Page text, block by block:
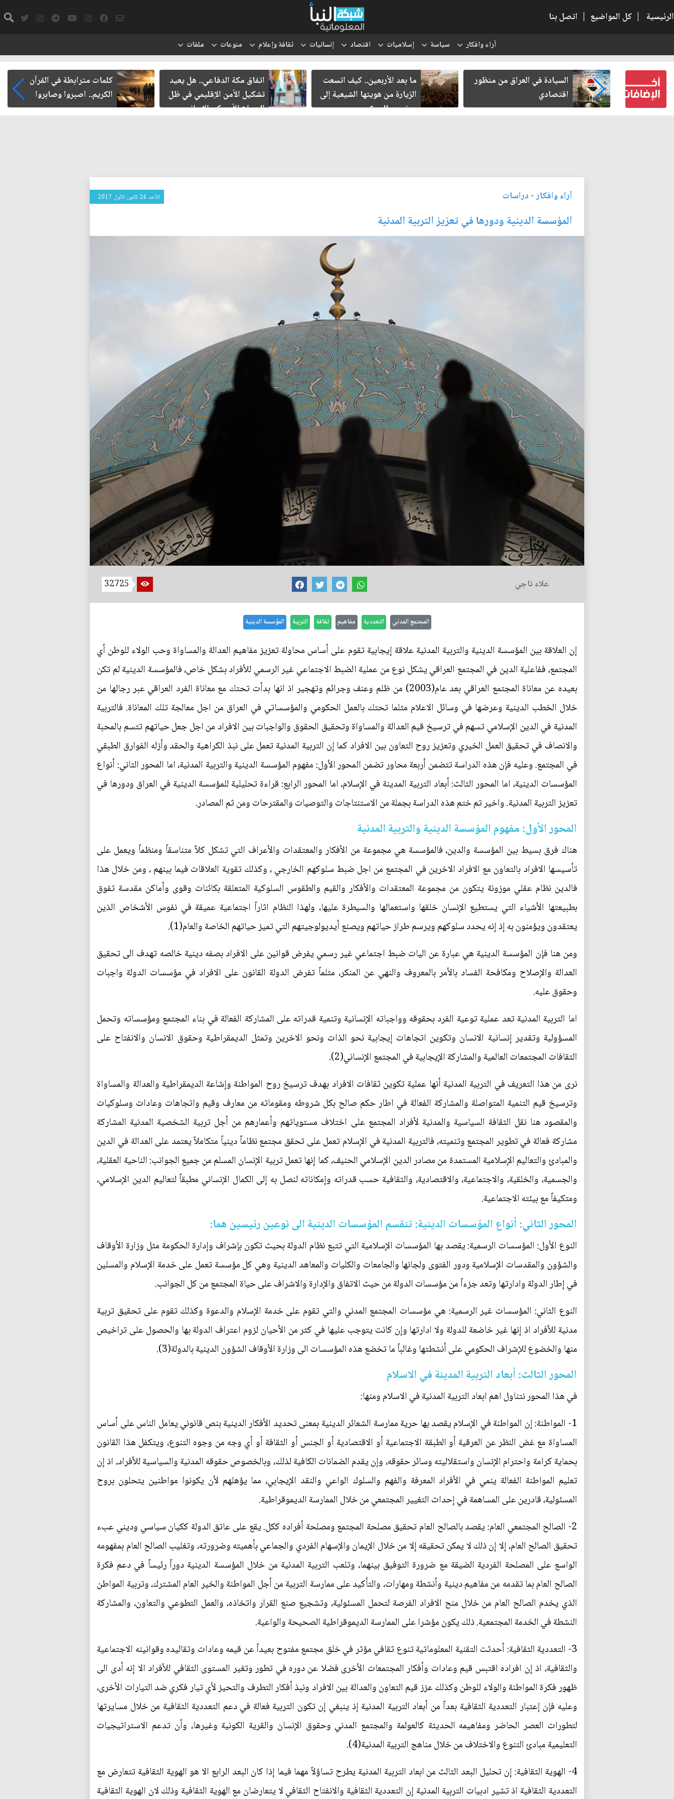
الرئيسية | كل المواضيع | اتصل بنا
آراء وافكار سياسة إسلاميات اقتصاد إنسانيات ثقافة وإعلام منوعات ملفات
بعد أخذ
السيادة في العراق من منظور
اقتصادي
ما بعد الأربعين.. كيف اتسعت
الزيارة من هويتها الشيعية إلى
حضور عالمي؟
اتفاق مكة الدفاعي.. هل يعيد
تشكيل الأمن الإقليمي في ظل
الصراع الأميركي الإيراني
كلمات مترابطة في القرآن
الكريم.. اصبروا وصابروا
آراء وافكار-دراسات الأحد 24 كانون الأول 2017
المؤسسة الدينية ودورها في تعزيز التربية المدنية
علاء ناجي 32725
المجتمع المدني التعددية مفاهيم ثقافة التربية المؤسسة الدينية
إن العلاقة بين المؤسسة الدينية والتربية المدنية علاقة إيجابية تقوم على أساس محاولة تعزيز مفاهيم العدالة والمساواة وحب الولاء للوطن أي
المجتمع، ففاعلية الدين في المجتمع العراقي يشكل نوع من عملية الضبط الاجتماعي غير الرسمي للأفراد بشكل خاص، فالمؤسسة الدينية لم تكن
بعيده عن معاناة المجتمع العراقي بعد عام(2003) من ظلم وعنف وجرائم وتهجير اذ انها بدأت تحتك مع معاناة الفرد العراقي عبر رجالها من
خلال الخطب الدينية وعرضها في وسائل الاعلام مثلما تحتك بالعمل الحكومي والمؤسساتي في العراق من اجل معالجة تلك المعاناة. فالتربية
المدنية في الدين الإسلامي تسهم في ترسيخ قيم العدالة والمساواة وتحقيق الحقوق والواجبات بين الافراد من اجل جعل حياتهم تتسم بالمحبة
والانصاف في تحقيق العمل الخيري وتعزيز روح التعاون بين الافراد كما إن التربية المدنية تعمل على نبذ الكراهية والحقد وأزله الفوارق الطبقي
في المجتمع. وعليه فإن هذه الدراسة تتضمن أربعة محاور تضمن المحور الأول: مفهوم المؤسسة الدينية والتربية المدنية، اما المحور الثاني: أنواع
المؤسسات الدينية، اما المحور الثالث: أبعاد التربية المدينة في الإسلام، اما المحور الرابع: قراءة تحليلية للمؤسسة الدينية في العراق ودورها في
تعزيز التربية المدنية. واخير تم ختم هذه الدراسة بجملة من الاستنتاجات والتوصيات والمقترحات ومن ثم المصادر.
المحور الأول: مفهوم المؤسسة الدينية والتربية المدنية
هناك فرق بسيط بين المؤسسة والدين، فالمؤسسة هي مجموعة من الأفكار والمعتقدات والأعراف التي تشكل كلاً متناسقاً ومنظماً ويعمل على
تأسيسها الافراد بالتعاون مع الافراد الاخرين في المجتمع من اجل ضبط سلوكهم الخارجي ، وكذلك تقوية العلاقات فيما بينهم ، ومن خلال هذا
فالدين نظام عقلي موزونة يتكون من مجموعة المعتقدات والأفكار والقيم والطقوس السلوكية المتعلقة بكائنات وقوى وأماكن مقدسة تفوق
بطبيعتها الأشياء التي يستطيع الإنسان خلقها واستعمالها والسيطرة عليها، ولهذا النظام اثاراً اجتماعية عميقة في نفوس الأشخاص الذين
يعتقدون ويؤمنون به إذ إنه يحدد سلوكهم ويرسم طراز حياتهم ويصنع أيديولوجيتهم التي تميز حياتهم الخاصة والعام(1).
ومن هنا فإن المؤسسة الدينية هي عبارة عن اليات ضبط اجتماعي غير رسمي يفرض قوانين على الافراد بصفه دينية خالصه تهدف الى تحقيق
العدالة والإصلاح ومكافحة الفساد بالأمر بالمعروف والنهي عن المنكر، مثلماً تفرض الدولة القانون على الافراد في مؤسسات الدولة واجبات
وحقوق عليه.
اما التربية المدنية تعد عملية توعية الفرد بحقوقه وواجباته الإنسانية وتنمية قدراته على المشاركة الفعالة في بناء المجتمع ومؤسساته وتحمل
المسؤولية وتقدير إنسانية الانسان وتكوين اتجاهات إيجابية نحو الذات ونحو الاخرين وتمثل الديمقراطية وحقوق الانسان والانفتاح على
الثقافات المجتمعات العالمية والمشاركة الإيجابية في المجتمع الإنساني(2).
نرى من هذا التعريف في التربية المدنية أنها عملية تكوين ثقافات الافراد بهدف ترسيخ روح المواطنة وإشاعة الديمقراطية والعدالة والمساواة
وترسيخ قيم التنمية المتواصلة والمشاركة الفعالة في اطار حكم صالح بكل شروطه ومقوماته من معارف وقيم واتجاهات وعادات وسلوكيات
والمقصود هنا نقل الثقافة السياسية والمدنية لأفراد المجتمع على اختلاف مستوياتهم وأعمارهم من أجل تربية الشخصية المدنية المشاركة
مشاركة فعالة في تطوير المجتمع وتنميته، فالتربية المدنية في الإسلام تعمل على تحقق مجتمع نظاماً دينياً متكاملاً يعتمد على العدالة في الدين
والمبادئ والتعاليم الإسلامية المستمدة من مصادر الدين الإسلامي الحنيف، كما إنها تعمل تربية الإنسان المسلم من جميع الجوانب: الناحية العقلية،
والجسمية، والخلقية، والاجتماعية، والاقتصادية، والثقافية حسب قدراته وإمكاناته لنصل به إلى الكمال الإنساني مطبقاً لتعاليم الدين الإسلامي،
ومتكيفاً مع بيئته الاجتماعية.
المحور الثاني: أنواع المؤسسات الدينية: تنقسم المؤسسات الدينية الى نوعين رئيسين هما:
النوع الأول: المؤسسات الرسمية: يقصد بها المؤسسات الإسلامية التي تتبع نظام الدولة بحيث تكون بإشراف وإدارة الحكومة مثل وزارة الأوقاف
والشؤون والمقدسات الإسلامية ودور الفتوى ولجانها والجامعات والكليات والمعاهد الدينية وهي كل مؤسسة تعمل على خدمة الإسلام والمسلين
في إطار الدولة وادارتها وتعد جزءاً من مؤسسات الدولة من حيث الاتفاق والإدارة والاشراف على حياة المجتمع من كل الجوانب.
النوع الثاني: المؤسسات غير الرسمية: هي مؤسسات المجتمع المدني والتي تقوم على خدمة الإسلام والدعوة وكذلك تقوم على تحقيق تربية
مدنية للأفراد اذ إنها غير خاضعة للدولة ولا ادارتها وإن كانت يتوجب عليها في كثر من الأحيان لزوم اعتراف الدولة بها والحصول على تراخيص
منها والخضوع للإشراف الحكومي على أنشطتها وغالباً ما تخضع هذه المؤسسات الى وزارة الأوقاف الشؤون الدينية بالدولة(3).
المحور الثالث: أبعاد التربية المدينة في الاسلام
في هذا المحور نتناول اهم ابعاد التربية المدنية في الاسلام ومنها:
1- المواطنة: إن المواطنة في الإسلام يقصد بها حرية ممارسة الشعائر الدينية بمعنى تحديد الأفكار الدينية بنص قانوني يعامل الناس على أساس
المساواة مع غض النظر عن العرقية أو الطبقة الاجتماعية أو الاقتصادية أو الجنس أو الثقافة أو أي وجه من وجوه التنوع، ويتكفل هذا القانون
بحماية كرامة واحترام الإنسان واستقلاليته وسائر حقوقه، وإن يقدم الضمانات الكافية لذلك، وبالخصوص حقوقه المدنية والسياسية للأفراد، اذ إن
تعليم المواطنة الفعالة ينمي في الأفراد المعرفة والفهم والسلوك الواعي والنقد الإيجابي، مما يؤهلهم لأن يكونوا مواطنين يتحلون بروح
المسئولية، قادرين على المساهمة في إحداث التغيير المجتمعي من خلال الممارسة الديموقراطية.
2- الصالح المجتمعي العام: يقصد بالصالح العام تحقيق مصلحة المجتمع ومصلحة أفراده ككل. يقع على عاتق الدولة ككيان سياسي وديني عبء
تحقيق الصالح العام، إلا إن ذلك لا يمكن تحقيقه إلا من خلال الإيمان والإسهام الفردي والجماعي بأهميته وضرورته، وتغليب الصالح العام بمفهومه
الواسع على المصلحة الفردية الضيقة مع ضرورة التوفيق بينهما، وتلعب التربية المدنية من خلال المؤسسة الدينية دوراً رئيساً في دعم فكرة
الصالح العام بما تقدمه من مفاهيم دينية وأنشطة ومهارات، والتأكيد على ممارسة التربية من أجل المواطنة والخير العام المشترك، وتربية المواطن
الذي يخدم الصالح العام من خلال منح الافراد الفرصة لتحمل المسئولية، وتشجيع صنع القرار واتخاذه، والعمل التطوعي والتعاون، والمشاركة
النشطة في الخدمة المجتمعية. ذلك يكون مؤشرا على الممارسة الديموقراطية الصحيحة والواعية.
3- التعددية الثقافية: أحدثت التقنية المعلوماتية تنوع ثقافي مؤثر في خلق مجتمع مفتوح بعيداً عن قيمه وعادات وتقاليده وقوانينه الاجتماعية
والثقافية، اذ إن افراده اقتبس قيم وعادات وأفكار المجتمعات الأخرى فضلا عن دوره في تطور وتغير المستوى الثقافي للأفراد الا إنه أدى الى
ظهور فكرة المواطنة والولاء للوطن وكذلك عزز قيم التعاون والعدالة بين الافراد ونبذ أفكار التطرف والتحيز لأي تيار فكري ضد التيارات الأخرى،
وعليه فإن إعتبار التعددية الثقافية بعداً من أبعاد التربية المدنية إذ ينبغي إن تكون التربية فعالة في دعم التعددية الثقافية من خلال مسايرتها
لتطورات العصر الحاضر ومفاهيمه الحديثة كالعولمة والمجتمع المدني وحقوق الإنسان والقرية الكونية وغيرها، وأن تدعم الاستراتيجيات
التعليمية مبادئ التنوع والاختلاف من خلال مناهج التربية المدنية(4).
4- الهوية الثقافية: إن تحليل البعد الثالث من ابعاد التربية المدنية يطرح تساؤلاً مهما فيما إذا كان البعد الرابع الا هو الهوية الثقافية تتعارض مع
التعددية الثقافية اذ تشير ادبيات التربية المدنية إن التعددية الثقافية والانفتاح الثقافي لا يتعارضان مع الهوية الثقافية وذلك لان الهوية الثقافية